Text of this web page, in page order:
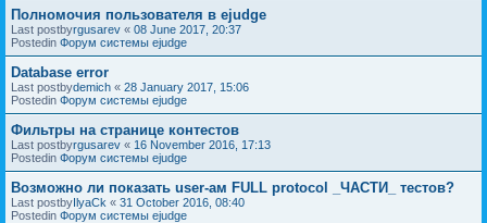
Полномочия пользователя в ejudge
Last postbyrgusarev « 08 June 2017, 20:37
Postedin Форум системы ejudge
Database error
Last postbydemich « 28 January 2017, 15:06
Postedin Форум системы ejudge
Фильтры на странице контестов
Last postbyrgusarev « 16 November 2016, 17:13
Postedin Форум системы ejudge
Возможно ли показать user-ам FULL protocol _ЧАСТИ_ тестов?
Last postbyIlyaCk « 31 October 2016, 08:40
Postedin Форум системы ejudge